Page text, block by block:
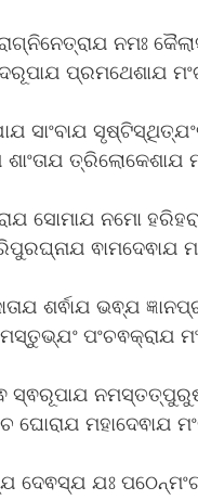
ନମଃ
ପ୍ରମଥେଶାଯ
ସାଂବାଯ
ତ୍ରିଲୋକେଶାଯ
ସୋମାଯ ନମୋ
ଵାମଦେଵାଯ
ଶର୍ଵାଯ ଭଵ୍ଯ
ପଂଚଵକ୍ରାଯ
ସ୍ଵରୂପାଯ
ଘୋରାଯ ମହାଦେଵାଯ
ଦେଵସ୍ଯ ଯଃ